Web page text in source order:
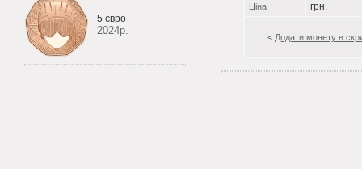
5 євро
2024р.
Ціна грн.
< Додати монету в